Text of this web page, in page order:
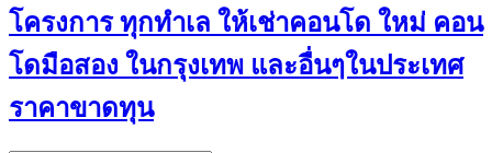
โครงการ ทุกทำเล ให้เช่าคอนโด ใหม่ คอน
โดมือสอง ในกรุงเทพ และอื่นๆในประเทศ
ราคาขาดทุน